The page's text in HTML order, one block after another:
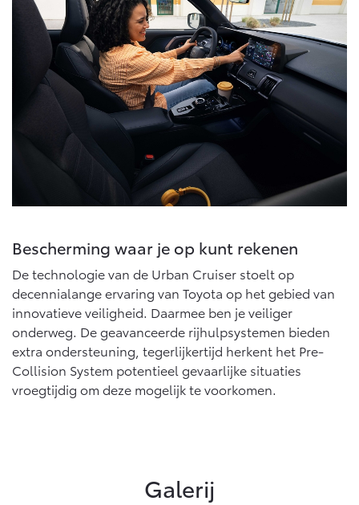
Bescherming waar je op kunt rekenen
De technologie van de Urban Cruiser stoelt op
decennialange ervaring van Toyota op het gebied van
innovatieve veiligheid. Daarmee ben je veiliger
onderweg. De geavanceerde rijhulpsystemen bieden
extra ondersteuning, tegerlijkertijd herkent het Pre-
Collision System potentieel gevaarlijke situaties
vroegtijdig om deze mogelijk te voorkomen.
Galerij